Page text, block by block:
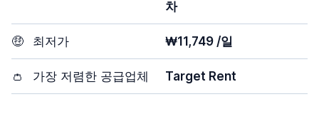
차
🤑 최저가 ₩11,749 /일
👛 가장 저렴한 공급업체 Target Rent